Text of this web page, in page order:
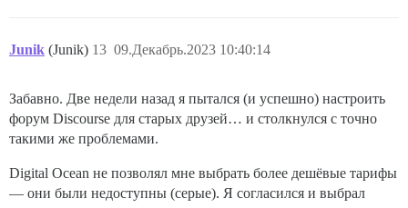
Junik (Junik) 09.Декабрь.2023 10:40:14
13
Забавно. Две недели назад я пытался (и успешно) настроить
форум Discourse для старых друзей… и столкнулся с точно
такими же проблемами.
Digital Ocean не позволял мне выбрать более дешёвые тарифы
— они были недоступны (серые). Я согласился и выбрал